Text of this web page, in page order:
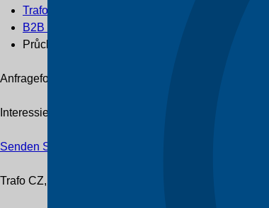
Trafo CZ
B2B e-shop
Průchodky
Anfrageformular
Interessieren Sie sich für einen bestimmten Typ
Senden Sie uns Ihre Anfrage
Trafo CZ, a.s.